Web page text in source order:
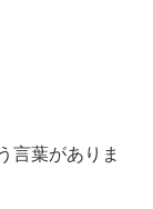
言葉がありま